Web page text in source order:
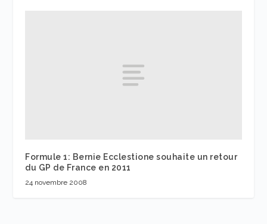
Formule 1: Bernie Ecclestione souhaite un retour
du GP de France en 2011
24 novembre 2008